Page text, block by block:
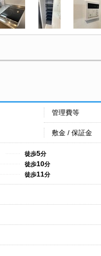
管理費等
敷金 / 保証金
徒歩5分
徒歩10分
徒歩11分